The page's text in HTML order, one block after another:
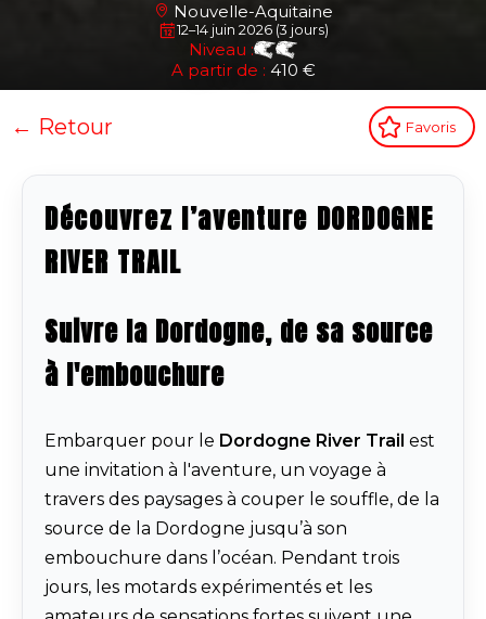
Nouvelle-Aquitaine
12–14 juin 2026 (3 jours)
Niveau :
A partir de : 410 €
← Retour Favoris
Découvrez l’aventure DORDOGNE
RIVER TRAIL
Suivre la Dordogne, de sa source
à l'embouchure
Embarquer pour le Dordogne River Trail est
une invitation à l'aventure, un voyage à
travers des paysages à couper le souffle, de la
source de la Dordogne jusqu’à son
embouchure dans l’océan. Pendant trois
jours, les motards expérimentés et les